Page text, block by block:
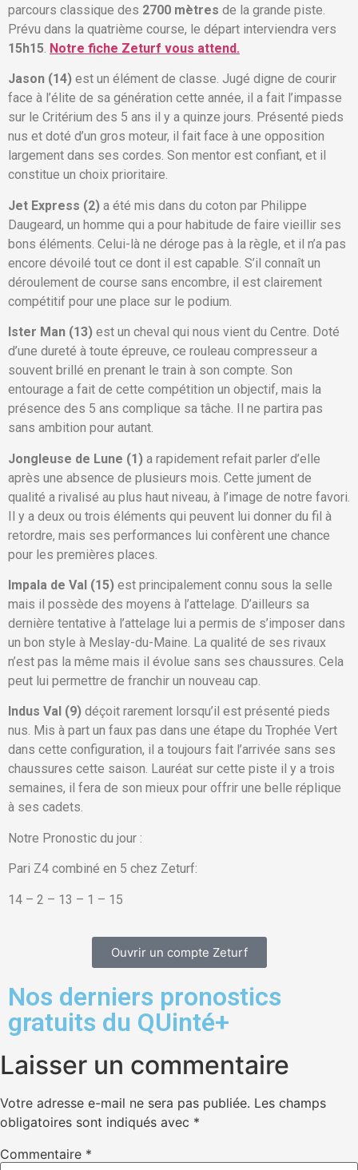
parcours classique des 2700 mètres de la grande piste.
Prévu dans la quatrième course, le départ interviendra vers
15h15. Notre fiche Zeturf vous attend.
Jason (14) est un élément de classe. Jugé digne de courir
face à l’élite de sa génération cette année, il a fait l’impasse
sur le Critérium des 5 ans il y a quinze jours. Présenté pieds
nus et doté d’un gros moteur, il fait face à une opposition
largement dans ses cordes. Son mentor est confiant, et il
constitue un choix prioritaire.
Jet Express (2) a été mis dans du coton par Philippe
Daugeard, un homme qui a pour habitude de faire vieillir ses
bons éléments. Celui-là ne déroge pas à la règle, et il n’a pas
encore dévoilé tout ce dont il est capable. S’il connaît un
déroulement de course sans encombre, il est clairement
compétitif pour une place sur le podium.
Ister Man (13) est un cheval qui nous vient du Centre. Doté
d’une dureté à toute épreuve, ce rouleau compresseur a
souvent brillé en prenant le train à son compte. Son
entourage a fait de cette compétition un objectif, mais la
présence des 5 ans complique sa tâche. Il ne partira pas
sans ambition pour autant.
Jongleuse de Lune (1) a rapidement refait parler d’elle
après une absence de plusieurs mois. Cette jument de
qualité a rivalisé au plus haut niveau, à l’image de notre favori.
Il y a deux ou trois éléments qui peuvent lui donner du fil à
retordre, mais ses performances lui confèrent une chance
pour les premières places.
Impala de Val (15) est principalement connu sous la selle
mais il possède des moyens à l’attelage. D’ailleurs sa
dernière tentative à l’attelage lui a permis de s’imposer dans
un bon style à Meslay-du-Maine. La qualité de ses rivaux
n’est pas la même mais il évolue sans ses chaussures. Cela
peut lui permettre de franchir un nouveau cap.
Indus Val (9) déçoit rarement lorsqu’il est présenté pieds
nus. Mis à part un faux pas dans une étape du Trophée Vert
dans cette configuration, il a toujours fait l’arrivée sans ses
chaussures cette saison. Lauréat sur cette piste il y a trois
semaines, il fera de son mieux pour offrir une belle réplique
à ses cadets.
Notre Pronostic du jour :
Pari Z4 combiné en 5 chez Zeturf:
14 – 2 – 13 – 1 – 15
Ouvrir un compte Zeturf
Nos derniers pronostics
gratuits du QUinté+
Laisser un commentaire
Votre adresse e-mail ne sera pas publiée. Les champs
obligatoires sont indiqués avec *
Commentaire *